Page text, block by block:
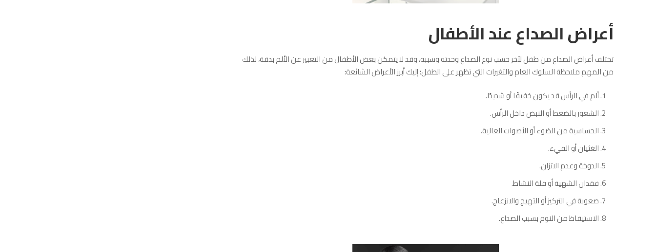
أعراض الصداع عند الأطفال
تختلف أعراض الصداع من طفل لآخر حسب نوع الصداع وحدته وسببه، وقد لا يتمكن بعض الأطفال من التعبير عن الألم بدقة، لذلك
من المهم ملاحظة السلوك العام والتغيرات التي تظهر على الطفل؛ إليك أبرز الأعراض الشائعة:
ألم في الرأس قد يكون خفيفًا أو شديدًا.
الشعور بالضغط أو النبض داخل الرأس.
الحساسية من الضوء أو الأصوات العالية.
الغثيان أو القيء.
الدوخة وعدم الاتزان.
فقدان الشهية أو قلة النشاط.
صعوبة في التركيز أو التهيج والانزعاج.
الاستيقاظ من النوم بسبب الصداع.